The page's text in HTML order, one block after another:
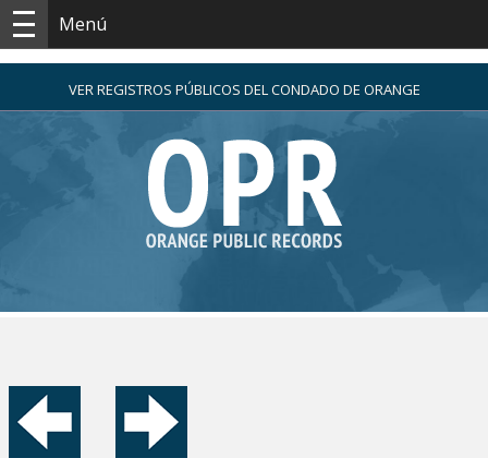
Menú
VER REGISTROS PÚBLICOS DEL CONDADO DE ORANGE